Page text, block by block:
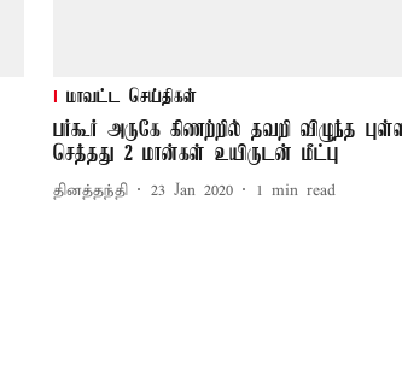
மாவட்ட செய்திகள்
பர்கூர் அருகே கிணற்றில் தவறி விழுந்த
செத்தது 2 மான்கள் உயிருடன் மீட்பு
தினத்தந்தி 23 Jan 2020 1 min read